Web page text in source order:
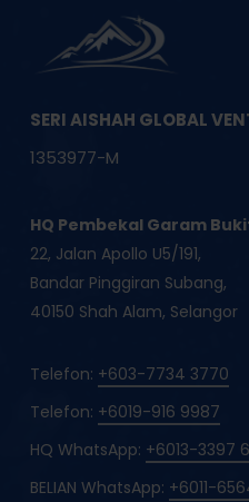
SERI AISHAH GLOBAL
1353977-M
HQ Pembekal Garam
22, Jalan Apollo U5/191,
Bandar Pinggiran Subang,
40150 Shah Alam, Selangor
Telefon: +603-7734 3770
Telefon: +6019-916 9987
HQ WhatsApp: +6013-3397
BELIAN WhatsApp: +6011-